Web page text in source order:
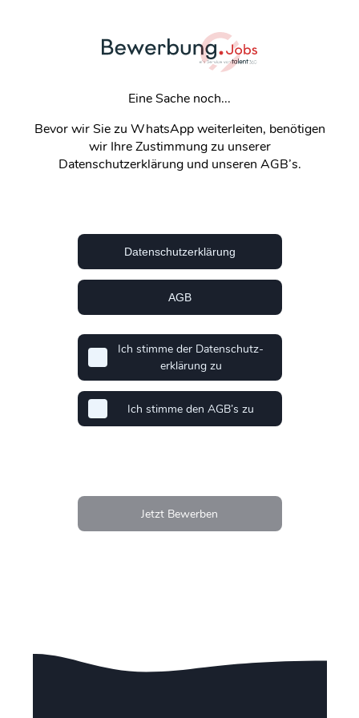
Eine Sache noch...
Bevor wir Sie zu WhatsApp weiterleiten, benötigen
wir Ihre Zustimmung zu unserer
Datenschutzerklärung und unseren AGB’s.
Datenschutzerklärung
AGB
Ich stimme der Datenschutz-
erklärung zu
Ich stimme den AGB’s zu
Jetzt Bewerben